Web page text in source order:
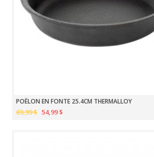
POÊLON EN FONTE 25.4CM THERMALLOY
69,99 $ 54,99 $